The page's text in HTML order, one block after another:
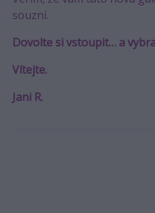
souzní.
Dovolte si vstoupit… a
Vítejte.
Jani R.